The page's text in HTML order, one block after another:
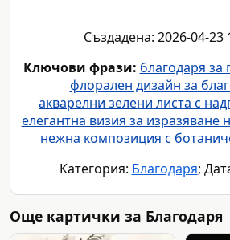
Създадена: 2026-04-23
Ключови фрази: благодаря
флорален дизайн за
акварелни зелени листа с
елегантна визия за изразяване
нежна композиция с
Категория: Благодаря;
Още картички за Благодаря